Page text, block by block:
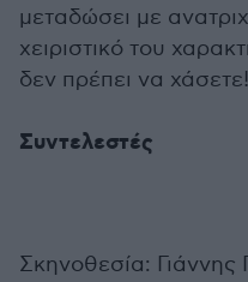
μεταδώσει με
χειριστικό του
δεν πρέπει να
Συντελεστές
Σκηνοθεσία: